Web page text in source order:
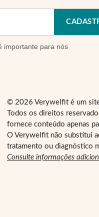
importante para nós
© 2026 Verywelfit é um
Todos os direitos
fornece conteúdo apenas
O Verywelfit não substitui
tratamento ou diagnóstico
Consulte informações